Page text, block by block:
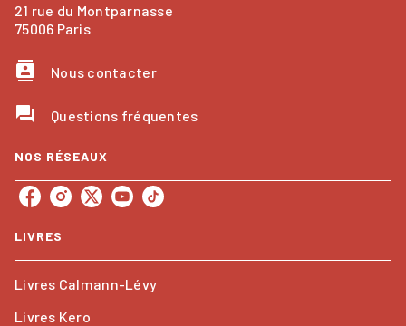
21 rue du Montparnasse
75006 Paris
contacts Nous contacter
question_answer Questions fréquentes
NOS RÉSEAUX
LIVRES
Livres Calmann-Lévy
Livres Kero